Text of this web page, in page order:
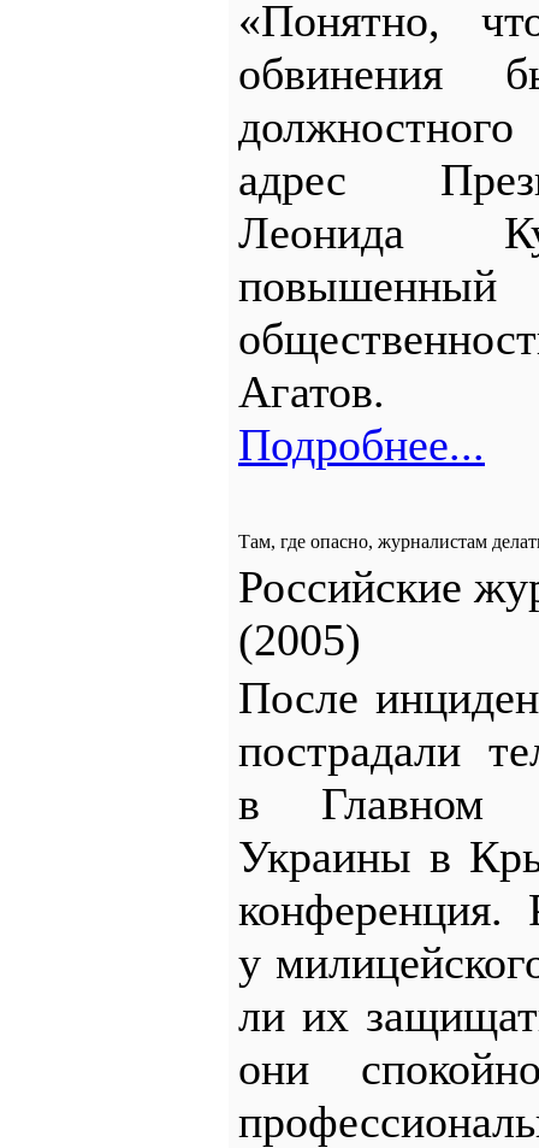
«Понятно,
обвинения
адрес
Леонида
Агатов.
Подробнее...
Там, где опасно, журналистам
Российские
(2005)
После
пострадали
в Главном
Украины в
конференция.
у
ли их
они